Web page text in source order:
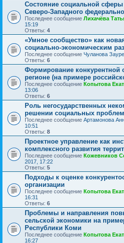
Состояние социальной сферы
Северо-Западного
Последнее сообщение Лихачёва
15:19
Ответы: 4
«Умное сообщество» как
социально-экономическим
Последнее сообщение Чуланова
Ответы: 6
Формирование конкурентной
регионе (на примере
Последнее сообщение Копытова
13:06
Ответы: 6
Роль негосударственных
решении социальных
Последнее сообщение Артамонова
10:51
Ответы: 8
Проектное управление как
комплексного развития
Последнее сообщение Кожевников
2017, 17:22
Ответы: 5
Подходы к оценке
организации
Последнее сообщение Копытова
16:31
Ответы: 6
Проблемы и направления
сельской экономики на
Республики Коми
Последнее сообщение Копытова
16:27